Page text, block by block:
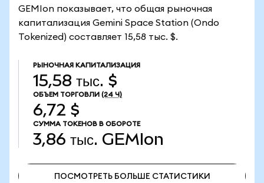
GEMIon показывает, что общая рыночная
капитализация Gemini Space Station (Ondo
Tokenized) составляет 15,58 тыс. $.
РЫНОЧНАЯ КАПИТАЛИЗАЦИЯ
15,58 тыс. $
ОБЪЕМ ТОРГОВЛИ (24 Ч)
6,72 $
СУММА ТОКЕНОВ В ОБОРОТЕ
3,86 тыс. GEMIon
ПОСМОТРЕТЬ БОЛЬШЕ СТАТИСТИКИ